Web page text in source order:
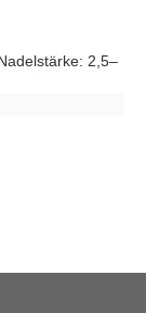
2,5–